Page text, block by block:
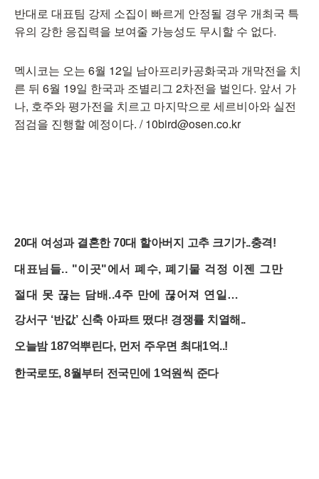
반대로 대표팀 강제 소집이 빠르게 안정될 경우 개최국 특
유의 강한 응집력을 보여줄 가능성도 무시할 수 없다.
멕시코는 오는 6월 12일 남아프리카공화국과 개막전을 치
른 뒤 6월 19일 한국과 조별리그 2차전을 벌인다. 앞서 가
나, 호주와 평가전을 치르고 마지막으로 세르비아와 실전
점검을 진행할 예정이다. / 10bird@osen.co.kr